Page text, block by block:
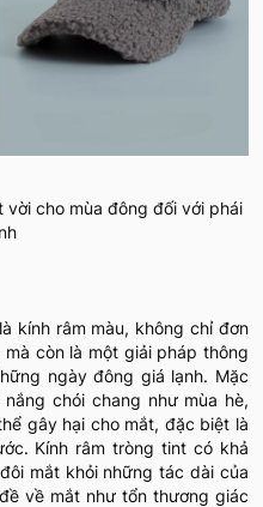
cho mùa đông đối với phái
kính râm màu, không chỉ đơn
còn là một giải pháp thông
ngày đông giá lạnh. Mặc
chói chang như mùa hè,
gây hại cho mắt, đặc biệt là
Kính râm tròng tint có khả
mắt khỏi những tác dài của
về mắt như tổn thương giác